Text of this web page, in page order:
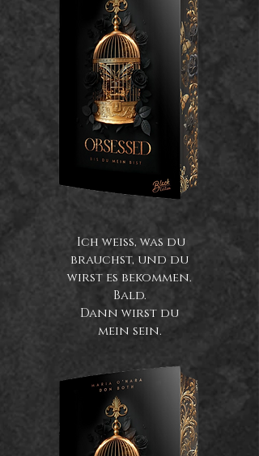
Ich weiß, was du
brauchst, und du
wirst es bekommen.
Bald.
Dann wirst du
mein sein.